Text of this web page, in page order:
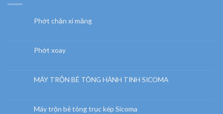
Phớt chặn xi măng
Phớt xoay
MÁY TRỘN BÊ TÔNG HÀNH TINH SICOMA
Máy trộn bê tông trục kép Sicoma